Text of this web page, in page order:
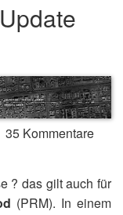
35 Kommentare
? das gilt auch für
(PRM). In einem